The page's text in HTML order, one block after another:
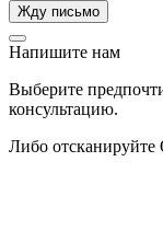
Напишите нам
Выберите
консультацию.
Либо отсканируйте